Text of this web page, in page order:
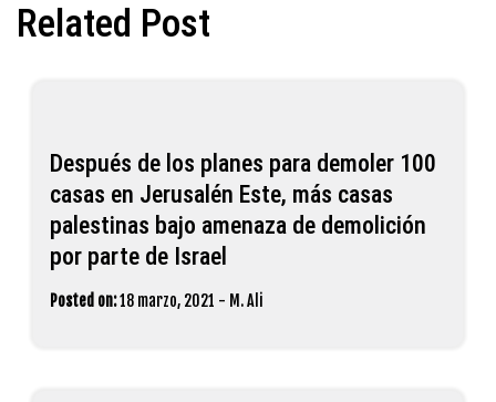
Related Post
Después de los planes para demoler 100
casas en Jerusalén Este, más casas
palestinas bajo amenaza de demolición
por parte de Israel
Posted on:18 marzo, 2021 - M. Ali